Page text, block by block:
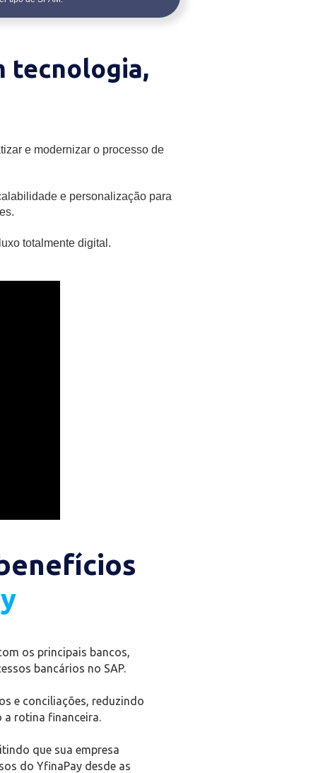
tecnologia,
e modernizar o processo de
e personalização para
totalmente digital.
os principais bancos,
bancários no SAP.
e conciliações, reduzindo
a rotina financeira.
que sua empresa
do YfinaPay desde as